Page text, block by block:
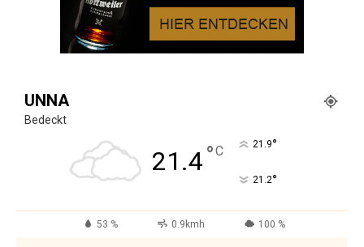
UNNA
Bedeckt
21.4°C 21.9°
21.2°
53 % 0.9kmh 100 %